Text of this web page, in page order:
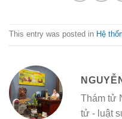
This entry was posted in Hệ
Thám tử
tử - luật